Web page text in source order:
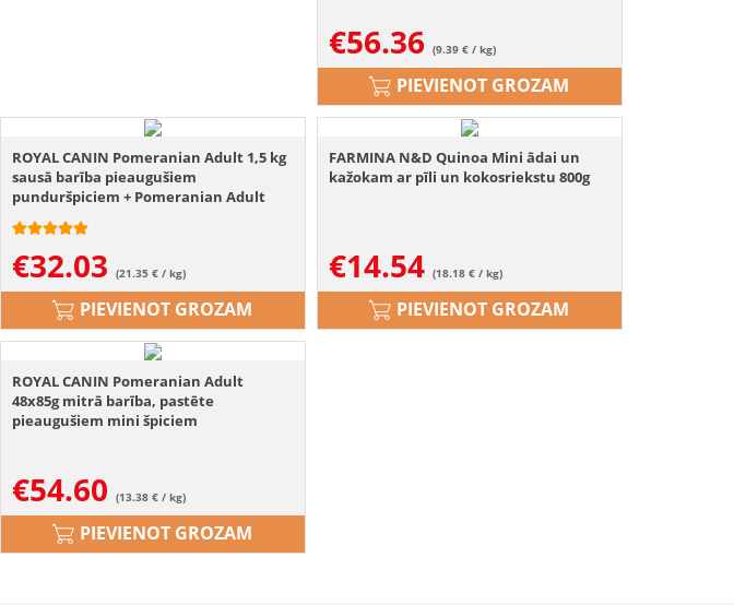
€56.36 (9.39 € / kg)
PIEVIENOT GROZAM
ROYAL CANIN Pomeranian Adult 1,5 kg
sausā barība pieaugušiem
punduršpiciem + Pomeranian Adult
12x85g mitrā barība
€32.03 (21.35 € / kg)
PIEVIENOT GROZAM
FARMINA N&D Quinoa Mini ādai un
kažokam ar pīli un kokosriekstu 800g
€14.54 (18.18 € / kg)
PIEVIENOT GROZAM
ROYAL CANIN Pomeranian Adult
48x85g mitrā barība, pastēte
pieaugušiem mini špiciem
€54.60 (13.38 € / kg)
PIEVIENOT GROZAM